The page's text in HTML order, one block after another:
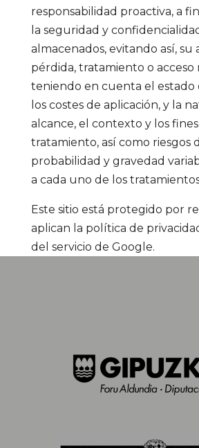
responsabilidad proactiva, a
la seguridad y
almacenados, evitando así, su
pérdida, tratamiento o acceso
teniendo en cuenta el estado
los costes de aplicación, y la
alcance, el contexto y los fines
tratamiento, así como riesgos
probabilidad y gravedad
a cada uno de los
Este sitio está protegido por
aplican la política de
del servicio de Google.